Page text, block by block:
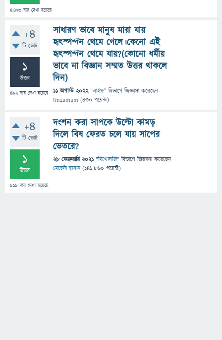
4,473 বার দেখা হয়েছে
+4
টি ভোট
1
উত্তর
492বার দেখা হয়েছে
সাধারণ ভাবে মানুষ মারা যায়
হৃৎস্পন্দন থেমে গেলে।কেনো এই
হৃৎস্পন্দন থেমে যায়?(কোনো ধর্মীয়
ভাবে না বিজ্ঞান সম্মত উত্তর থাকলে
দিন)
11 অগাস্ট 2022 "লাইফ" বিভাগে জিজ্ঞাসাকরেছেন
Imzamam (430 পয়েন্ট)
+4
টি ভোট
1
উত্তর
919 বার দেখা হয়েছে
দংশন করা সাপকে উল্টো কামড়
দিলে বিষ ফেরত চলে যায় সাপের
ভেতরে?
28 ফেব্রুয়ারি 2021 "মিথোলজি" বিভাগে জিজ্ঞাসাকরেছেন
মেহেদী হাসান (141,860 পয়েন্ট)